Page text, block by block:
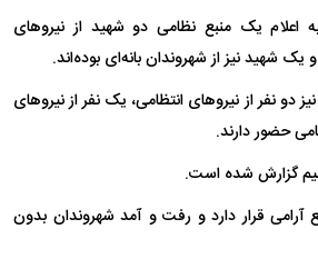
اعلام یک منبع نظامی دو شهید از نیرو‌های
شهید نیز از شهروندان بانه‌ای بوده‌اند.
دو نفر از نیرو‌های انتظامی، یک نفر از نیرو‌های
حضور دارند.
گزارش شده است.
آرامی قرار دارد و رفت و آمد شهروندان بدون